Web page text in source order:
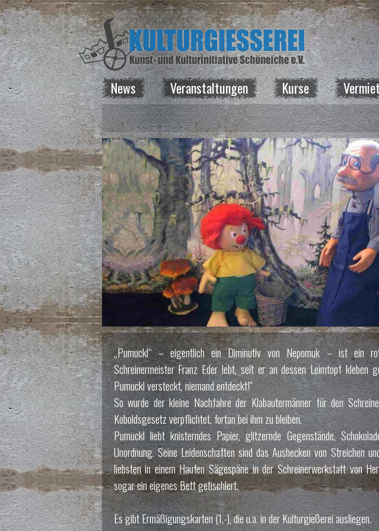
News Veranstaltungen Kurse
News
Veranstaltungen
Kurse
Vermietung
Über uns
Spenden
„Pumuckl“ – eigentlich ein Diminutiv von Nepomuk – ist ein
Schreinermeister Franz Eder lebt, seit er an dessen Leimtopf kleben
Pumuckl versteckt, niemand entdeckt!"
So wurde der kleine Nachfahre der Klabautermänner für den
Koboldsgesetz verpflichtet, fortan bei ihm zu bleiben.
Pumuckl liebt knisterndes Papier, glitzernde Gegenstände,
Unordnung. Seine Leidenschaften sind das Aushecken von Streichen
liebsten in einem Haufen Sägespäne in der Schreinerwerkstatt von
sogar ein eigenes Bett getischlert.
Es gibt Ermäßigungskarten (1,-), die u.a. in der Kulturgießerei ausliegen.